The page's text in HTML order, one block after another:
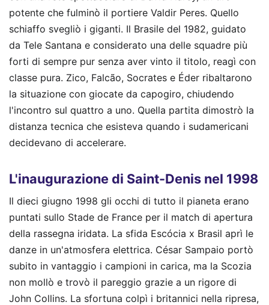
potente che fulminò il portiere Valdir Peres. Quello
schiaffo svegliò i giganti. Il Brasile del 1982, guidato
da Tele Santana e considerato una delle squadre più
forti di sempre pur senza aver vinto il titolo, reagì con
classe pura. Zico, Falcão, Socrates e Éder ribaltarono
la situazione con giocate da capogiro, chiudendo
l'incontro sul quattro a uno. Quella partita dimostrò la
distanza tecnica che esisteva quando i sudamericani
decidevano di accelerare.
L'inaugurazione di Saint-Denis nel 1998
Il dieci giugno 1998 gli occhi di tutto il pianeta erano
puntati sullo Stade de France per il match di apertura
della rassegna iridata. La sfida Escócia x Brasil aprì le
danze in un'atmosfera elettrica. César Sampaio portò
subito in vantaggio i campioni in carica, ma la Scozia
non mollò e trovò il pareggio grazie a un rigore di
John Collins. La sfortuna colpì i britannici nella ripresa,